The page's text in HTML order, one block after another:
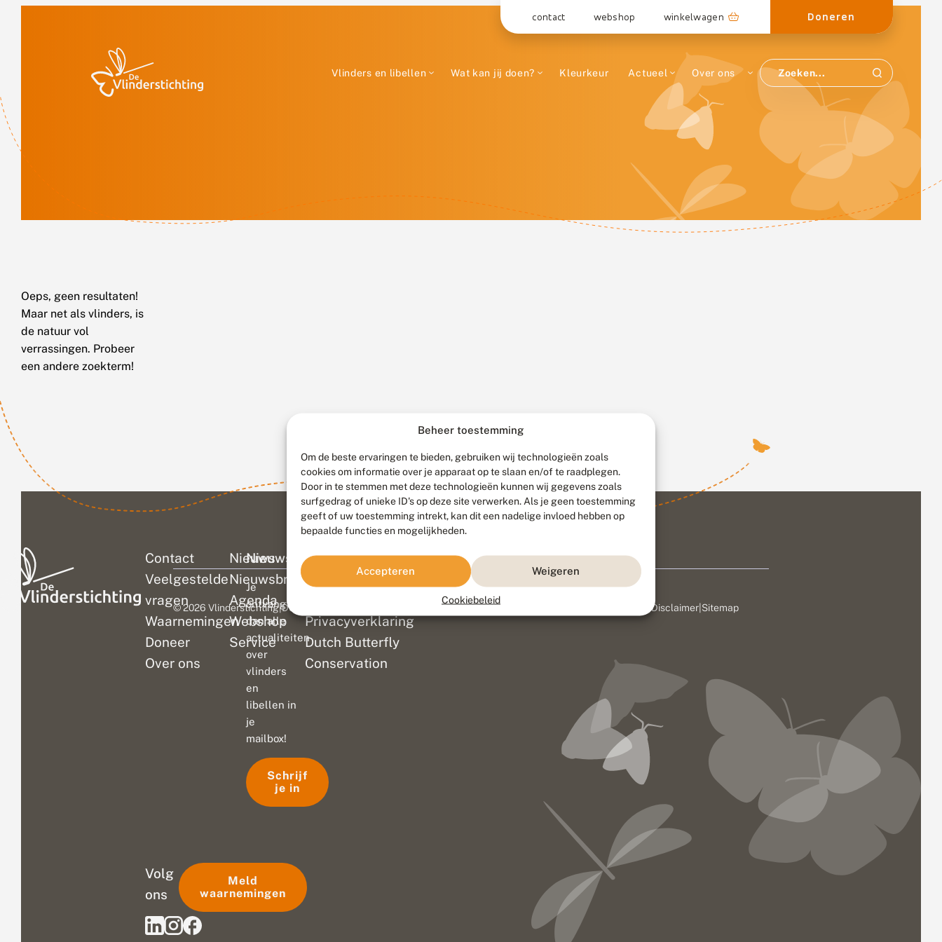
Beheer toestemming
Om de beste ervaringen te bieden, gebruiken wij technologieën zoals
cookies om informatie over je apparaat op te slaan en/of te raadplegen.
Door in te stemmen met deze technologieën kunnen wij gegevens zoals
surfgedrag of unieke ID's op deze site verwerken. Als je geen toestemming
geeft of uw toestemming intrekt, kan dit een nadelige invloed hebben op
bepaalde functies en mogelijkheden.
Accepteren Weigeren
Cookiebeleid
contact webshop winkelwagen Doneren
Vlinders en libellen Wat kan jij doen? Kleurkeur Actueel Over ons
Oeps, geen resultaten!
Maar net als vlinders, is
de natuur vol
verrassingen. Probeer
een andere zoekterm!
Contact
Veelgestelde
vragen
Waarnemingen
Doneer
Over ons
Nieuws
Nieuwsbrief
Agenda
Webshop
Service
Colofon
Disclaimer
Privacyverklaring
Dutch Butterfly
Conservation
Nieuwsbrief
Je
ontvangt
dan alle
actualiteiten
over
vlinders
en
libellen in
je
mailbox!
Schrijf
je in
Volg
ons
Meld
waarnemingen
© 2026 Vlinderstichting|Duurzaam ontwikkeld door Go2People, ontworpen door Disclaimer Sitemap